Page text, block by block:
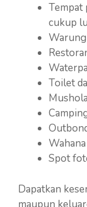
Tempat
cukup
Toilet
Mushola
Spot
Dapatkan
maupun